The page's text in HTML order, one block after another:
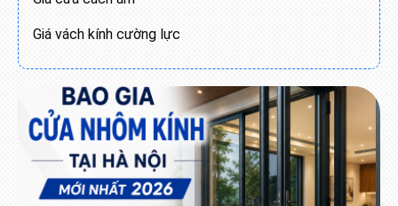
Giá vách kính cường lực